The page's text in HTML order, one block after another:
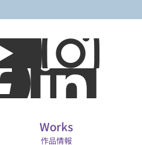
Works
作品情報